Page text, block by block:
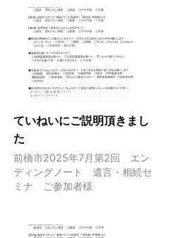
ていねいにご説明頂きまし
た
前橋市2025年7月第2回 エン
ディングノート 遺言・相続セ
ミナ ご参加者様